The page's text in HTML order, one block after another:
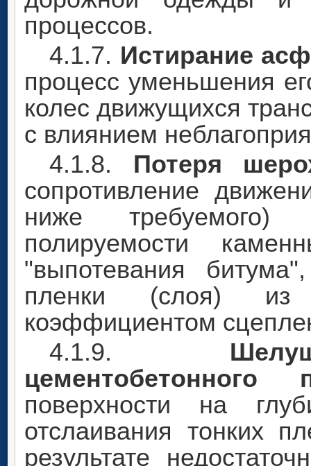
процессов.
4.1.7. Истирание
процесс уменьшения
колес движущихся
с влиянием
4.1.8. Потеря
сопротивление
ниже требуемого)
полируемости
"выпотевания
пленки (слоя)
коэффициентом
4.1.9.
цементобетонного
поверхности на
отслаивания тонких
результате